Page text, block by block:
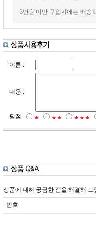
3만원 미만 구입시에는 배송
이름 :
내용 :
평점 ★ ★★ ★★★
상품에 대해 궁금한 점을 해결해 드
번호